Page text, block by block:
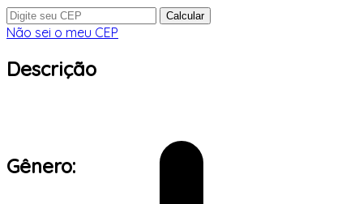
Calcular
Não sei o meu CEP
Descrição
Gênero: